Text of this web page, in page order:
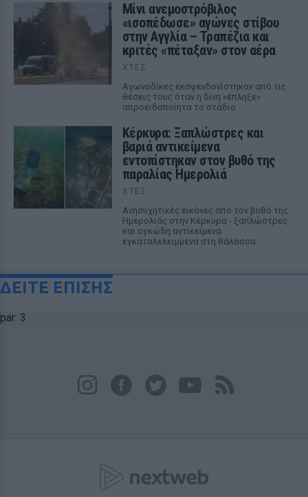
Μίνι ανεμοστρόβιλος
«ισοπέδωσε» αγώνες στίβου
στην Αγγλία – Τραπέζια και
κριτές «πέταξαν» στον αέρα
ΧΤΕΣ
Αγωνοδίκες εκσφενδονίστηκαν από τις
θέσεις τους όταν η δίνη «έπληξε»
απροειδοποίητα το στάδιο
Κέρκυρα: Ξαπλώστρες και
βαριά αντικείμενα
εντοπίστηκαν στον βυθό της
παραλίας Ημερολιά
ΧΤΕΣ
Ανησυχητικές εικόνες από τον βυθό της
Ημερολιάς στην Κέρκυρα - ξαπλώστρες
και ογκώδη αντικείμενα
εγκαταλελειμμένα στη θάλασσα
ΔΕΙΤΕ ΕΠΙΣΗΣ
par: 3